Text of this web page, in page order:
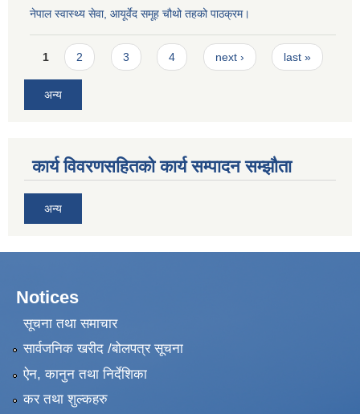
नेपाल स्वास्थ्य सेवा, आयूर्वेद समूह चौथो तहको पाठक्रम।
Pages
1 2 3 4 next › last »
अन्य
कार्य विवरणसहितको कार्य सम्पादन सम्झौता
अन्य
Notices
सूचना तथा समाचार
सार्वजनिक खरीद /बोलपत्र सूचना
ऐन, कानुन तथा निर्देशिका
कर तथा शुल्कहरु